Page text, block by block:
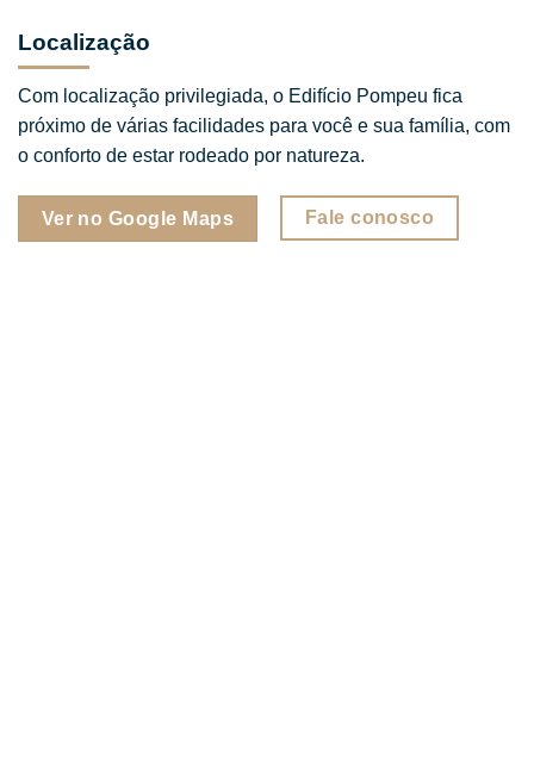
Localização
Com localização privilegiada, o Edifício Pompeu fica
próximo de várias facilidades para você e sua família, com
o conforto de estar rodeado por natureza.
Ver no Google Maps Fale conosco